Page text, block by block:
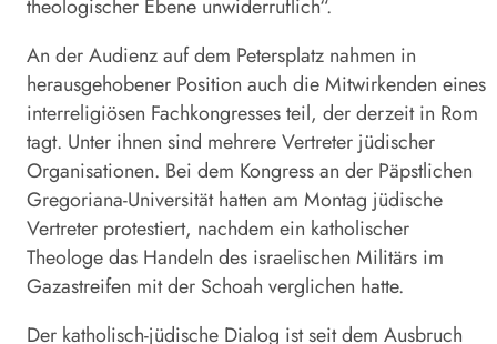
theologischer Ebene unwiderruflich“.
An der Audienz auf dem Petersplatz nahmen in
herausgehobener Position auch die Mitwirkenden eines
interreligiösen Fachkongresses teil, der derzeit in Rom
tagt. Unter ihnen sind mehrere Vertreter jüdischer
Organisationen. Bei dem Kongress an der Päpstlichen
Gregoriana-Universität hatten am Montag jüdische
Vertreter protestiert, nachdem ein katholischer
Theologe das Handeln des israelischen Militärs im
Gazastreifen mit der Schoah verglichen hatte.
Der katholisch-jüdische Dialog ist seit dem Ausbruch